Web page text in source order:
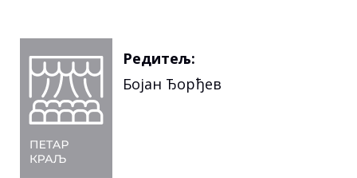
Редитељ:
Бојан Ђорђев